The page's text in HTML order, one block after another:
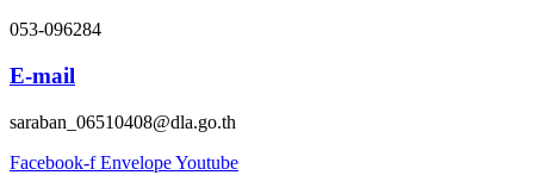
053-096284
E-mail
saraban_06510408@dla.go.th
Facebook-f EnvelopeYoutube